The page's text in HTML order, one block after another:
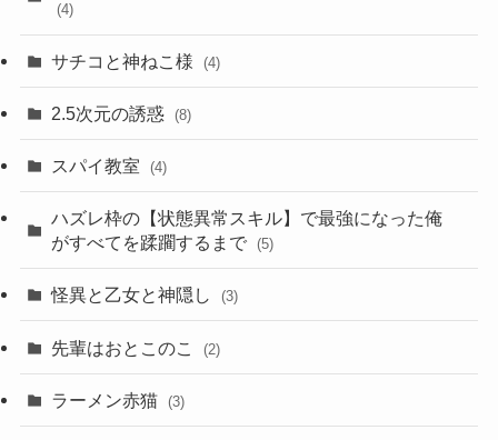
(4)
サチコと神ねこ様 (4)
2.5次元の誘惑 (8)
スパイ教室 (4)
ハズレ枠の【状態異常スキル】で最強になった俺
がすべてを蹂躙するまで
(5)
怪異と乙女と神隠し (3)
先輩はおとこのこ (2)
ラーメン赤猫 (3)